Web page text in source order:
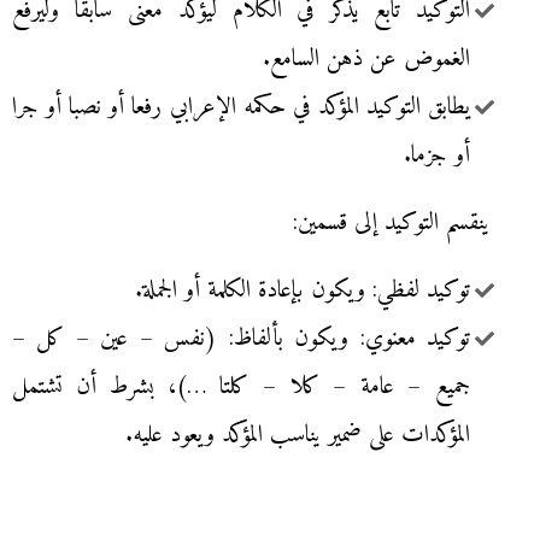
التوكيد تابع يذكر في الكلام ليؤكد معنى سابقا وليرفع
الغموض عن ذهن السامع.
يطابق التوكيد المؤكد في حكمه الإعرابي رفعا أو نصبا أو جرا
أو جزما.
ينقسم التوكيد إلى قسمين:
توكيد لفظي: ويكون بإعادة الكلمة أو الجملة.
توكيد معنوي: ويكون بألفاظ: (نفس – عين – كل –
جميع – عامة – كلا – كلتا …)، بشرط أن تشتمل
المؤكدات على ضمير يناسب المؤكد ويعود عليه.